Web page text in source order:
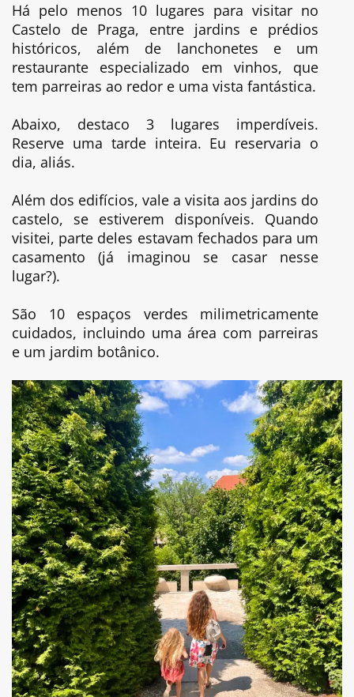
Há pelo menos 10 lugares para visitar no
Castelo de Praga, entre jardins e prédios
históricos, além de lanchonetes e um
restaurante especializado em vinhos, que
tem parreiras ao redor e uma vista fantástica.
Abaixo, destaco 3 lugares imperdíveis.
Reserve uma tarde inteira. Eu reservaria o
dia, aliás.
Além dos edifícios, vale a visita aos jardins do
castelo, se estiverem disponíveis. Quando
visitei, parte deles estavam fechados para um
casamento (já imaginou se casar nesse
lugar?).
São 10 espaços verdes milimetricamente
cuidados, incluindo uma área com parreiras
e um jardim botânico.